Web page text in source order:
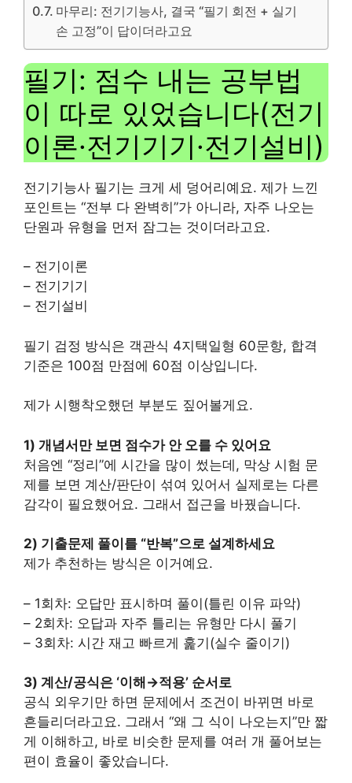
마무리: 전기기능사, 결국 “필기 회전 + 실기
손 고정”이 답이더라고요
필기: 점수 내는 공부법
이 따로 있었습니다(전기
이론·전기기기·전기설비)
전기기능사 필기는 크게 세 덩어리예요. 제가 느낀
포인트는 “전부 다 완벽히”가 아니라, 자주 나오는
단원과 유형을 먼저 잠그는 것이더라고요.
– 전기이론
– 전기기기
– 전기설비
필기 검정 방식은 객관식 4지택일형 60문항, 합격
기준은 100점 만점에 60점 이상입니다.
제가 시행착오했던 부분도 짚어볼게요.
1) 개념서만 보면 점수가 안 오를 수 있어요
처음엔 “정리”에 시간을 많이 썼는데, 막상 시험 문
제를 보면 계산/판단이 섞여 있어서 실제로는 다른
감각이 필요했어요. 그래서 접근을 바꿨습니다.
2) 기출문제 풀이를 “반복”으로 설계하세요
제가 추천하는 방식은 이거예요.
– 1회차: 오답만 표시하며 풀이(틀린 이유 파악)
– 2회차: 오답과 자주 틀리는 유형만 다시 풀기
– 3회차: 시간 재고 빠르게 훑기(실수 줄이기)
3) 계산/공식은 ‘이해→적용’ 순서로
공식 외우기만 하면 문제에서 조건이 바뀌면 바로
흔들리더라고요. 그래서 “왜 그 식이 나오는지”만 짧
게 이해하고, 바로 비슷한 문제를 여러 개 풀어보는
편이 효율이 좋았습니다.